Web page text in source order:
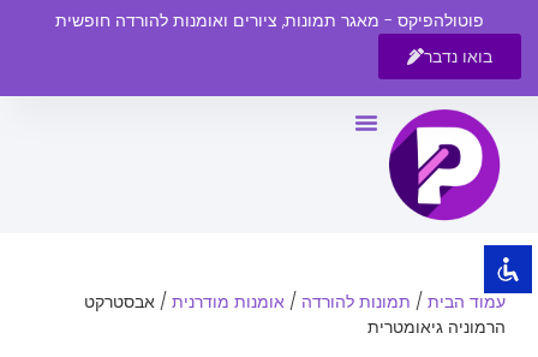
visibility_off השבת את ההבזקים
title סמן כותרות
צבע רקע
zoom_out
zoom_in זום (הגדלה)
פוטולהפיקס - מאגר תמונות, ציורים ואומנות להורדה חופשית
בואו נדבר
עמוד הבית/ תמונות להורדה / אומנות מודרנית/ אבסטרקט
הרמוניה גיאומטרית